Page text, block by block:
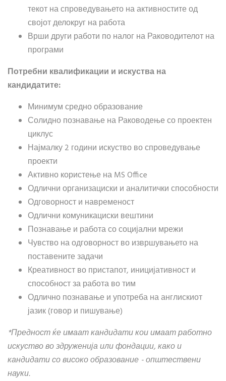
текот на спроведувањето на активностите од
својот делокруг на работа
Врши други работи по налог на Раководителот на
програми
Потребни квалификации и искуства на
кандидатите:
Минимум средно образование
Солидно познавање на Раководење со проектен
циклус
Најмалку 2 години искуство во спроведување
проекти
Активно користење на MS Office
Одлични организациски и аналитички способности
Одговорност и навременост
Одлични комуникациски вештини
Познавање и работа со социјални мрежи
Чувство на одговорност во извршувањето на
поставените задачи
Креативност во пристапот, иницијативност и
способност за работа во тим
Одлично познавање и употреба на англискиот
јазик (говор и пишување)
*Предност ќе имаат кандидати кои имаат работно
искуство во здруженија или фондации, како и
кандидати со високо образование - општествени
науки.